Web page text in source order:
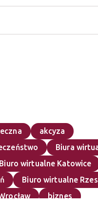
akcyza
Biura
Biuro wirtualne Katowice
Biuro wirtualne
biznes